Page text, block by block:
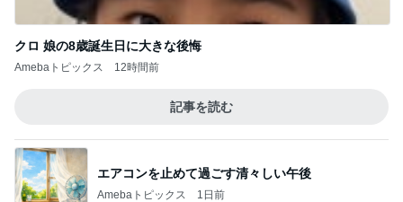
クロ 娘の8歳誕生日に大きな後悔
Amebaトピックス 12時間前
記事を読む
エアコンを止めて過ごす清々しい午後
Amebaトピックス 1日前